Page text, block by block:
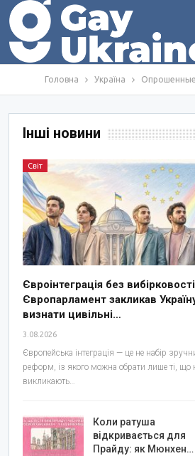
Головна Україна Опрошенные
Інші новини
Світ
Євроінтеграція без
Європарламент закликав
визнати цивільні…
3.08.2026
Європейська інтеграція — це не набір
реформ, із якого можна обрати лише ті, що
викликають…
Коли ратуша
відкривається для
Прайду: як Мюнхен…